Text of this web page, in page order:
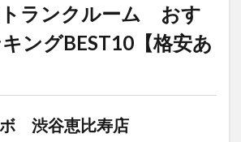
ランクルーム おす
ングBEST10【格安あ
ボ 渋谷恵比寿店